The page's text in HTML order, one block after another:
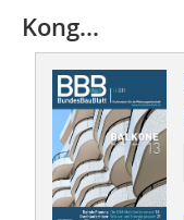
Kong...